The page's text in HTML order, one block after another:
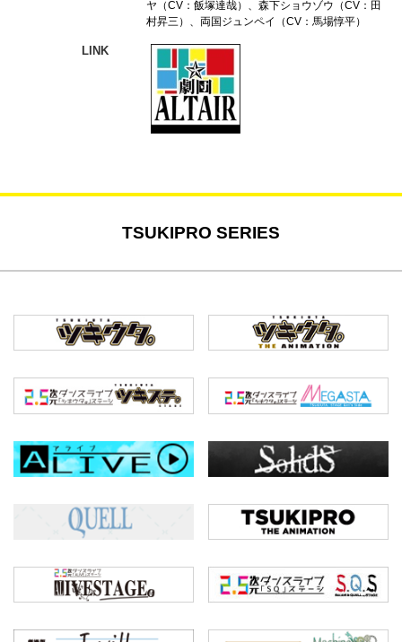
ヤ（CV：飯塚達哉）、森下ショウゾウ（CV：田
村昇三）、両国ジュンペイ（CV：馬場惇平）
LINK
TSUKIPRO SERIES